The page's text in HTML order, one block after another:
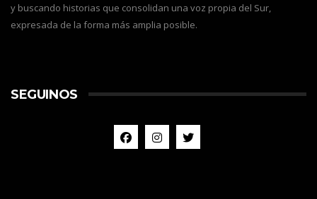
y buscando historias que consolidan una voz propia del Sur,
expresada de la forma más amplia posible.
SEGUINOS